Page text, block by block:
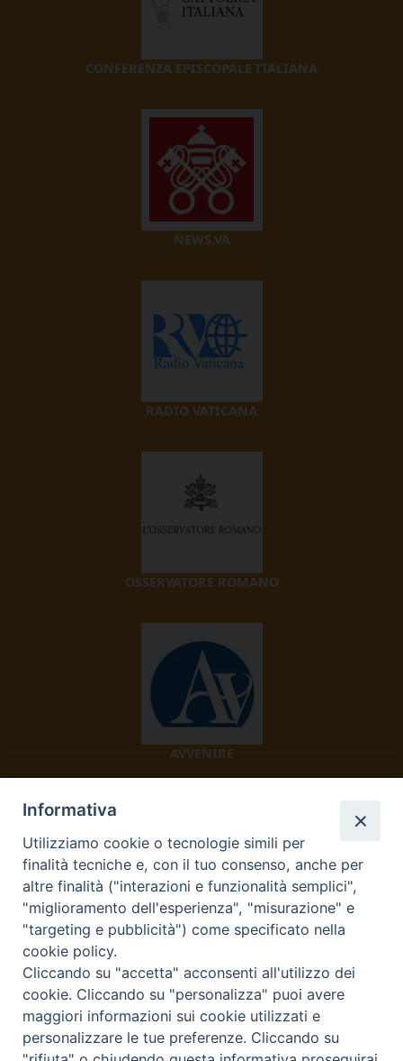
CONFERENZA EPISCOPALE ITALIANA
NEWS.VA
RADIO VATICANA
OSSERVATORE ROMANO
AVVENIRE
TV 2000
Diocesi di Ivrea
Curia Vescovile Piazza Castello, 3 10015 Ivrea (To) Tel.
Informativa
Utilizziamo cookie o tecnologie simili per
finalità tecniche e, con il tuo consenso, anche per
altre finalità ("interazioni e funzionalità semplici",
"miglioramento dell'esperienza", "misurazione" e
"targeting e pubblicità") come specificato nella
cookie policy.
Cliccando su "accetta" acconsenti all'utilizzo dei
cookie. Cliccando su "personalizza" puoi avere
maggiori informazioni sui cookie utilizzati e
personalizzare le tue preferenze. Cliccando su